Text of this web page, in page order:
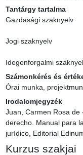
Tantárgy tartalma
Gazdasági szaknyelv
Jogi szaknyelv
Idegenforgalmi
Számonkérés és
Órai munka,
Irodalomjegyzék
Juan, Carmen Rosa de
derecho. Manual para
jurídico, Editorial
Kurzus szakjai